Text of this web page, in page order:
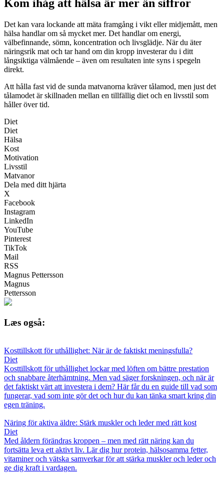
Kom ihåg att hälsa är mer än siffror
Det kan vara lockande att mäta framgång i vikt eller midjemått, men
hälsa handlar om så mycket mer. Det handlar om energi,
välbefinnande, sömn, koncentration och livsglädje. När du äter
näringsrik mat och tar hand om din kropp investerar du i ditt
långsiktiga välmående – även om resultaten inte syns i spegeln
direkt.
Att hålla fast vid de sunda matvanorna kräver tålamod, men just det
tålamodet är skillnaden mellan en tillfällig diet och en livsstil som
håller över tid.
Diet
Diet
Hälsa
Kost
Motivation
Livsstil
Matvanor
Dela med ditt hjärta
X
Facebook
Instagram
LinkedIn
YouTube
Pinterest
TikTok
Mail
RSS
Magnus Pettersson
Magnus
Pettersson
Læs også:
Kosttillskott för uthållighet: När är de faktiskt meningsfulla?
Diet
Kosttillskott för uthållighet lockar med löften om bättre prestation
och snabbare återhämtning. Men vad säger forskningen, och när är
det faktiskt värt att investera i dem? Här får du en guide till vad som
fungerar, vad som inte gör det och hur du kan tänka smart kring din
egen träning.
Näring för aktiva äldre: Stärk muskler och leder med rätt kost
Diet
Med åldern förändras kroppen – men med rätt näring kan du
fortsätta leva ett aktivt liv. Lär dig hur protein, hälsosamma fetter,
vitaminer och vätska samverkar för att stärka muskler och leder och
ge dig kraft i vardagen.